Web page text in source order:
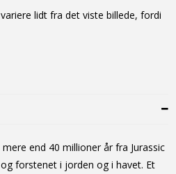
lidt fra det viste billede, fordi
end 40 millioner år fra Jurassic
forstenet i jorden og i havet. Et